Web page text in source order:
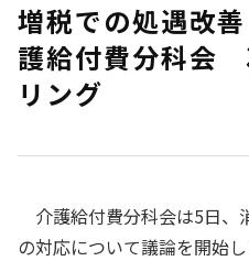
増税での処遇改
護給付費分科会
リング
介護給付費分科会は5日、
の対応について議論を開始